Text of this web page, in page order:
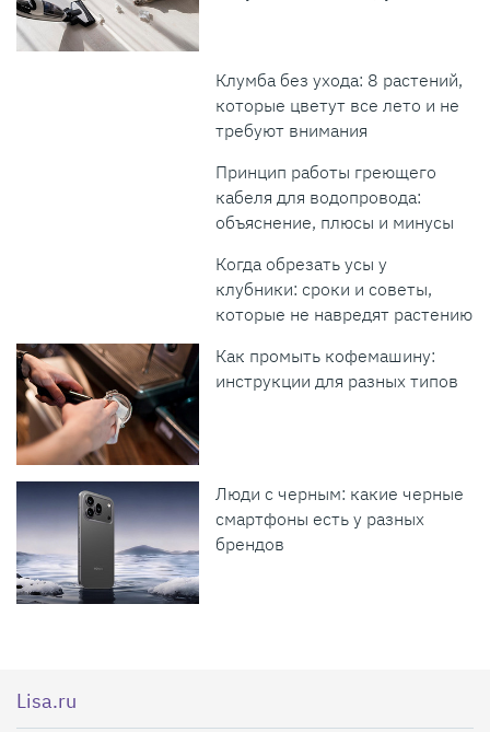
Клумба без ухода: 8 растений,
которые цветут все лето и не
требуют внимания
Принцип работы греющего
кабеля для водопровода:
объяснение, плюсы и минусы
Когда обрезать усы у
клубники: сроки и советы,
которые не навредят растению
Как промыть кофемашину:
инструкции для разных типов
Люди с черным: какие черные
смартфоны есть у разных
брендов
Lisa.ru